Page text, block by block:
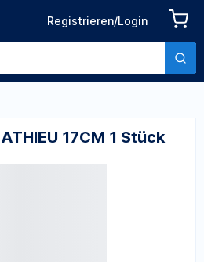
Registrieren/Login
Zurück zu den Produktdetails
17CM 1 Stück